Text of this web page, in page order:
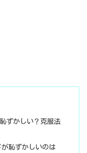
ずかしい？克服法
恥ずかしいのは